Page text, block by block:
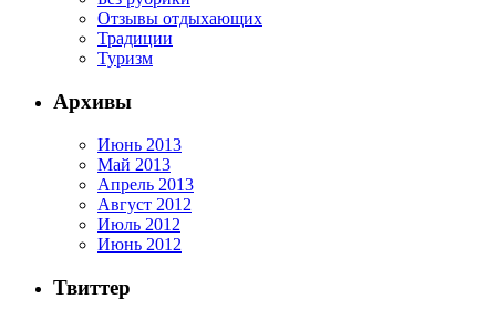
Отзывы отдыхающих
Традиции
Туризм
Архивы
Июнь 2013
Май 2013
Апрель 2013
Август 2012
Июль 2012
Июнь 2012
Твиттер